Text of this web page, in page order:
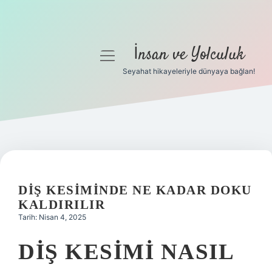
Gizlilik Politikası
Yasal Uyarı
menüyü İnsan ve Yolculuk
Seyahat hikayeleriyle dünyaya bağlan!
DIŞ KESIMINDE NE KADAR DOKU
KALDIRILIR
Tarih: Nisan 4, 2025
DIŞ KESIMI NASIL